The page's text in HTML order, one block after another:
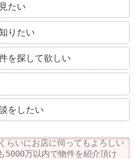
たい
りたい
を探して欲しい
をしたい